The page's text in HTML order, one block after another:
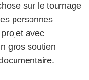
sur le tournage
personnes
avec
gros soutien